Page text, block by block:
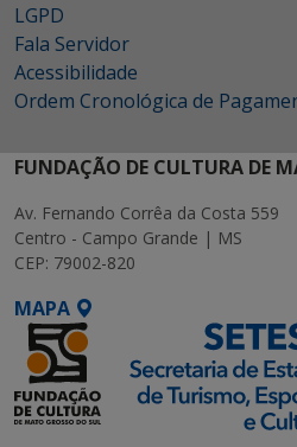
LGPD
Fala Servidor
Acessibilidade
Ordem Cronológica de
FUNDAÇÃO DE CULTURA DE
Av. Fernando Corrêa da Costa 559
Centro - Campo Grande | MS
CEP: 79002-820
MAPA